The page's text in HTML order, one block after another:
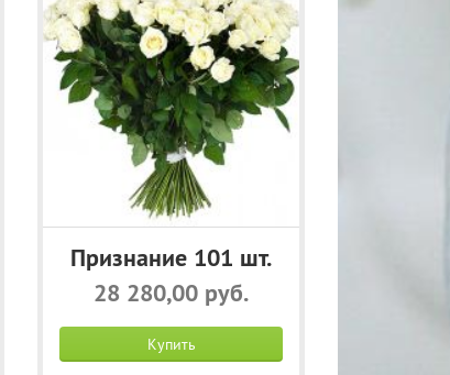
Признание 101 шт.
28 280,00 руб.
Купить